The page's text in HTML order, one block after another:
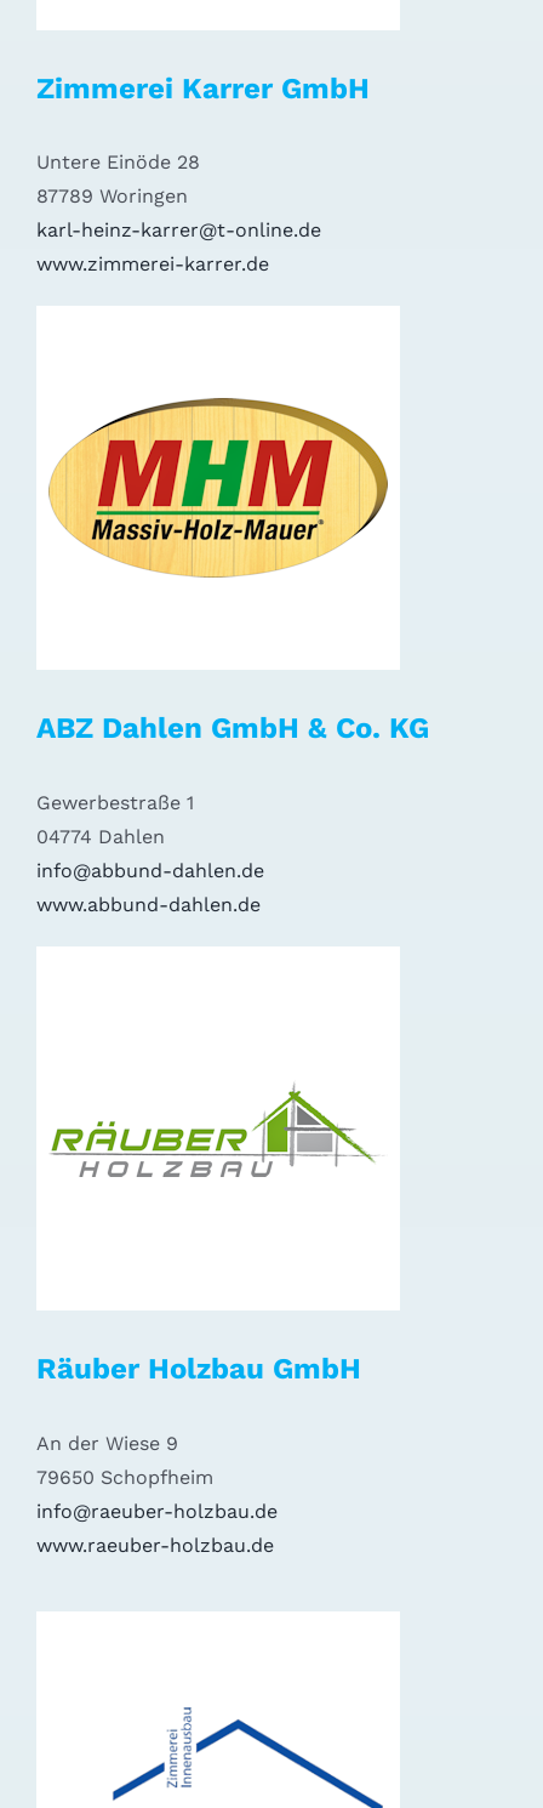
Zimmerei Karrer GmbH
Untere Einöde 28
87789 Woringen
karl-heinz-karrer@t-online.de
www.zimmerei-karrer.de
ABZ Dahlen GmbH & Co. KG
Gewerbestraße 1
04774 Dahlen
info@abbund-dahlen.de
www.abbund-dahlen.de
Räuber Holzbau GmbH
An der Wiese 9
79650 Schopfheim
info@raeuber-holzbau.de
www.raeuber-holzbau.de